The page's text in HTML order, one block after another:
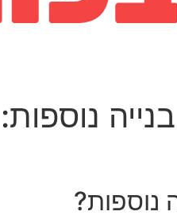
בנייה
נוספות?